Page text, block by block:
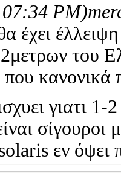
PM)
έχει
του
κανονικά
γιατι
σίγουροι
εν όψει